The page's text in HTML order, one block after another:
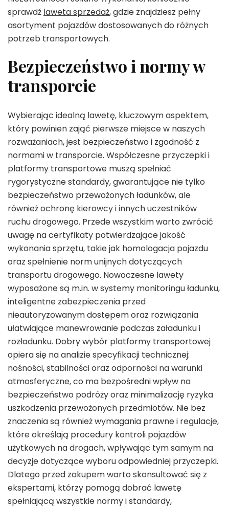
sprawdź laweta sprzedaż, gdzie znajdziesz pełny
asortyment pojazdów dostosowanych do różnych
potrzeb transportowych.
Bezpieczeństwo i normy w
transporcie
Wybierając idealną lawetę, kluczowym aspektem,
który powinien zająć pierwsze miejsce w naszych
rozważaniach, jest bezpieczeństwo i zgodność z
normami w transporcie. Współczesne przyczepki i
platformy transportowe muszą spełniać
rygorystyczne standardy, gwarantujące nie tylko
bezpieczeństwo przewożonych ładunków, ale
również ochronę kierowcy i innych uczestników
ruchu drogowego. Przede wszystkim warto zwrócić
uwagę na certyfikaty potwierdzające jakość
wykonania sprzętu, takie jak homologacja pojazdu
oraz spełnienie norm unijnych dotyczących
transportu drogowego. Nowoczesne lawety
wyposażone są m.in. w systemy monitoringu ładunku,
inteligentne zabezpieczenia przed
nieautoryzowanym dostępem oraz rozwiązania
ułatwiające manewrowanie podczas załadunku i
rozładunku. Dobry wybór platformy transportowej
opiera się na analizie specyfikacji technicznej:
nośności, stabilności oraz odporności na warunki
atmosferyczne, co ma bezpośredni wpływ na
bezpieczeństwo podróży oraz minimalizację ryzyka
uszkodzenia przewożonych przedmiotów. Nie bez
znaczenia są również wymagania prawne i regulacje,
które określają procedury kontroli pojazdów
użytkowych na drogach, wpływając tym samym na
decyzje dotyczące wyboru odpowiedniej przyczepki.
Dlatego przed zakupem warto skonsultować się z
ekspertami, którzy pomogą dobrać lawetę
spełniającą wszystkie normy i standardy,